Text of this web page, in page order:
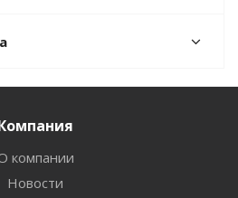
компании
Новости